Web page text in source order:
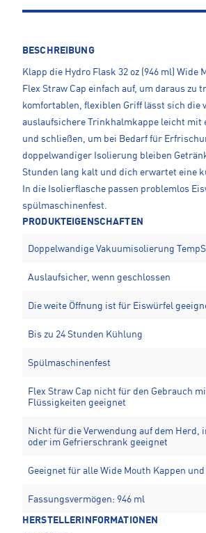
BESCHREIBUNG
Klapp die Hydro Flask 32 oz (946 ml) Wide
Flex Straw Cap einfach auf, um daraus zu
komfortablen, flexiblen Griff lässt sich die
auslaufsichere Trinkhalmkappe leicht mit
und schließen, um bei Bedarf für
doppelwandiger Isolierung bleiben
Stunden lang kalt und dich erwartet eine
In die Isolierflasche passen problemlos
spülmaschinenfest.
PRODUKTEIGENSCHAFTEN
Doppelwandige Vakuumisolierung
Auslaufsicher, wenn geschlossen
Die weite Öffnung ist für Eiswürfel
Bis zu 24 Stunden Kühlung
Spülmaschinenfest
Flex Straw Cap nicht für den Gebrauch
Flüssigkeiten geeignet
Nicht für die Verwendung auf dem Herd,
oder im Gefrierschrank geeignet
Geeignet für alle Wide Mouth Kappen und
Fassungsvermögen: 946 ml
HERSTELLERINFORMATIONEN